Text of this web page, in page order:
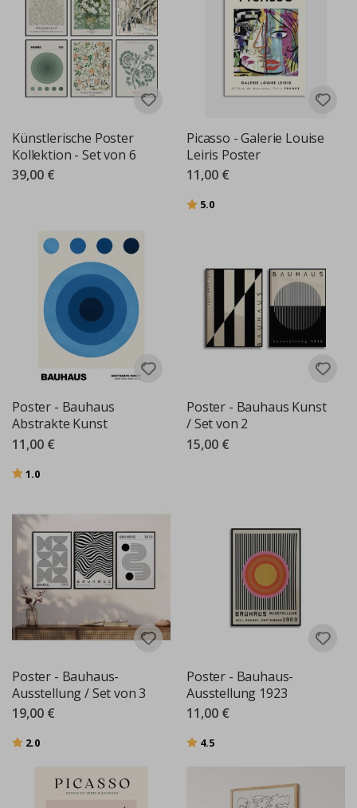
Künstlerische Poster
Kollektion - Set von 6
39,00 €
Picasso - Galerie Louise
Leiris Poster
11,00 €
Bewertung:
5.0
Poster - Bauhaus
Abstrakte Kunst
11,00 €
Bewertung:
1.0
Poster - Bauhaus Kunst
/ Set von 2
15,00 €
Poster - Bauhaus-
Ausstellung / Set von 3
19,00 €
Bewertung:
2.0
Poster - Bauhaus-
Ausstellung 1923
11,00 €
Bewertung:
4.5